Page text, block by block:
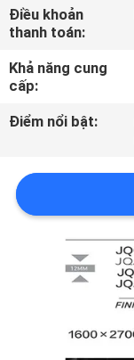
SOÁT
CHẤT
LƯỢNG
HỆ
VỚI
CHÚNG
Điều khoản
thanh toán:
Khả năng cung
cấp:
Điểm nổi bật: